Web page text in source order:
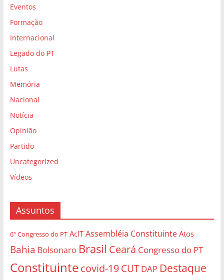
Eventos
Formação
Internacional
Legado do PT
Lutas
Memória
Nacional
Notícia
Opinião
Partido
Uncategorized
Vídeos
Assuntos
6º Congresso do PT AcIT Assembléia Constituinte Atos
Bahia Bolsonaro Brasil Ceará Congresso do PT
Constituintecovid-19CUT DAP Destaque